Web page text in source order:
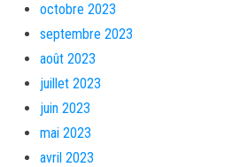
octobre 2023
septembre 2023
août 2023
juillet 2023
juin 2023
mai 2023
avril 2023